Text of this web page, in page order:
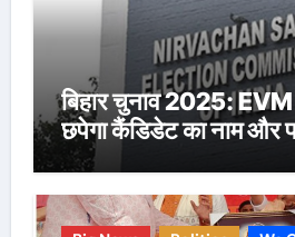
बिहार चुनाव 2025: EVM
छपेगा कैंडिडेट का नाम और